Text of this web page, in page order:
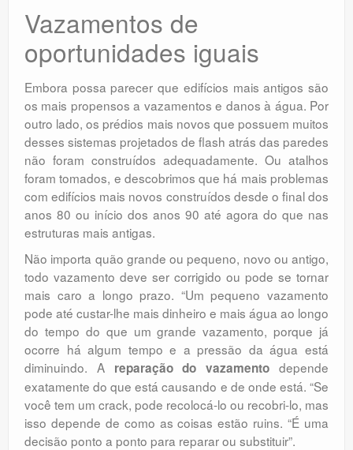
Vazamentos de
oportunidades iguais
Embora possa parecer que edifícios mais antigos são
os mais propensos a vazamentos e danos à água. Por
outro lado, os prédios mais novos que possuem muitos
desses sistemas projetados de flash atrás das paredes
não foram construídos adequadamente. Ou atalhos
foram tomados, e descobrimos que há mais problemas
com edifícios mais novos construídos desde o final dos
anos 80 ou início dos anos 90 até agora do que nas
estruturas mais antigas.
Não importa quão grande ou pequeno, novo ou antigo,
todo vazamento deve ser corrigido ou pode se tornar
mais caro a longo prazo. “Um pequeno vazamento
pode até custar-lhe mais dinheiro e mais água ao longo
do tempo do que um grande vazamento, porque já
ocorre há algum tempo e a pressão da água está
diminuindo. A reparação do vazamento depende
exatamente do que está causando e de onde está. “Se
você tem um crack, pode recolocá-lo ou recobri-lo, mas
isso depende de como as coisas estão ruins. “É uma
decisão ponto a ponto para reparar ou substituir”.